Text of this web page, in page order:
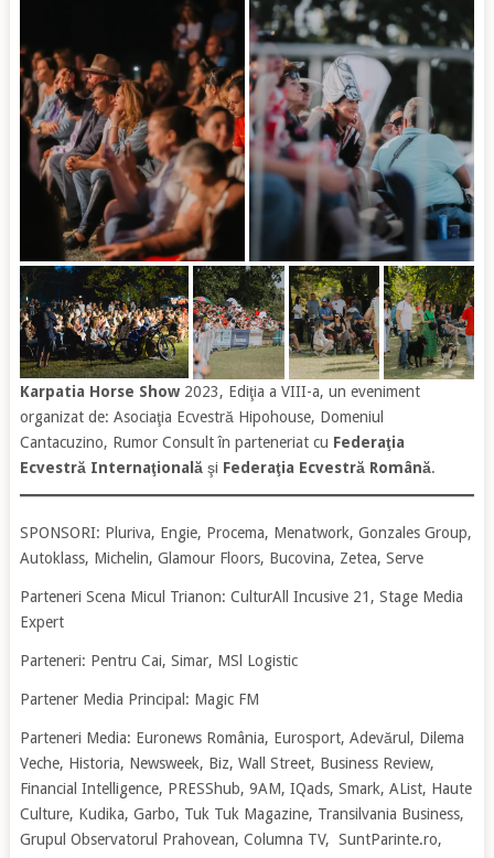
Karpatia Horse Show 2023, Ediţia a VIII-a, un eveniment
organizat de: Asociaţia Ecvestră Hipohouse, Domeniul
Cantacuzino, Rumor Consult în parteneriat cu Federaţia
Ecvestră Internaţionalăşi Federaţia Ecvestră Română.
SPONSORI: Pluriva, Engie, Procema, Menatwork, Gonzales Group,
Autoklass, Michelin, Glamour Floors, Bucovina, Zetea, Serve
Parteneri Scena Micul Trianon: CulturAll Incusive 21, Stage Media
Expert
Parteneri: Pentru Cai, Simar, MSl Logistic
Partener Media Principal: Magic FM
Parteneri Media: Euronews România, Eurosport, Adevărul, Dilema
Veche, Historia, Newsweek, Biz, Wall Street, Business Review,
Financial Intelligence, PRESShub, 9AM, IQads, Smark, AList, Haute
Culture, Kudika, Garbo, Tuk Tuk Magazine, Transilvania Business,
Grupul Observatorul Prahovean, Columna TV, SuntParinte.ro,